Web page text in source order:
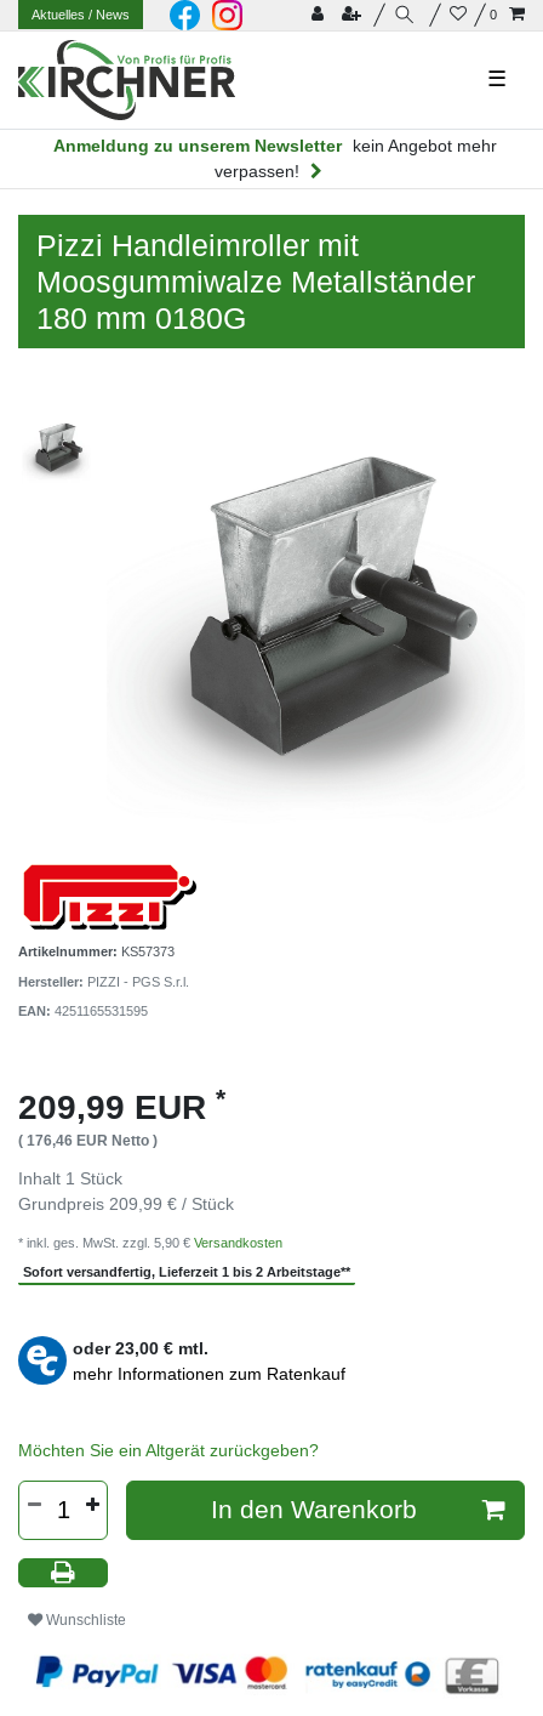
0
Aktuelles/ News
☰
Anmeldung zu unserem Newsletter
kein Angebot mehr
verpassen!
Pizzi Handleimroller mit
Moosgummiwalze Metallständer
180 mm 0180G
Artikelnummer: KS57373
Hersteller: PIZZI - PGS S.r.l.
EAN: 4251165531595
209,99 EUR *
( 176,46 EUR Netto )
Inhalt 1 Stück
Grundpreis 209,99 € / Stück
* inkl. ges. MwSt. zzgl. 5,90 € Versandkosten
Sofort versandfertig, Lieferzeit 1 bis 2 Arbeitstage**
oder23,00 € mtl.
mehr Informationen zum Ratenkauf
Möchten Sie ein Altgerät zurückgeben?
In den Warenkorb
Wunschliste